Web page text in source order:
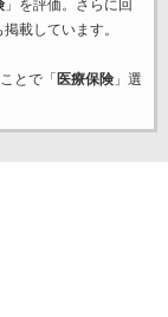
」を評価。さらに回
載しています。
とで「 医療保険」選